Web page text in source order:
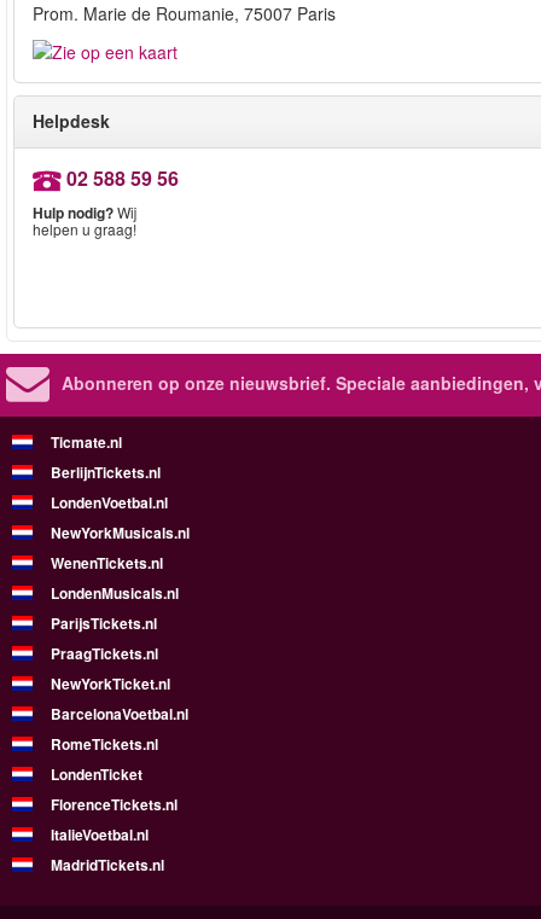
Prom. Marie de Roumanie, 75007 Paris
Helpdesk
02 588 59 56
Hulp nodig?Wij
helpen u graag!
Abonneren op onze nieuwsbrief. Speciale aanbiedingen,
Ticmate.nl
BerlijnTickets.nl
LondenVoetbal.nl
NewYorkMusicals.nl
WenenTickets.nl
LondenMusicals.nl
ParijsTickets.nl
PraagTickets.nl
NewYorkTicket.nl
BarcelonaVoetbal.nl
RomeTickets.nl
LondenTicket
FlorenceTickets.nl
ItalieVoetbal.nl
MadridTickets.nl